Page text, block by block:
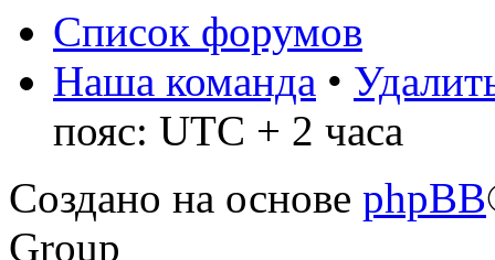
Список форумов
Наша команда •
пояс: UTC + 2 часа
Создано на основе phpBB
Group